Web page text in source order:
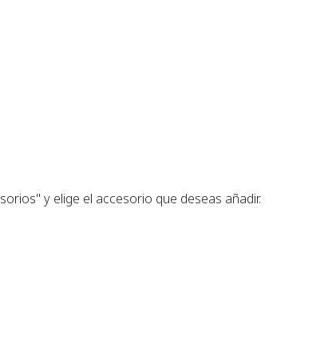
y elige el accesorio que deseas añadir.